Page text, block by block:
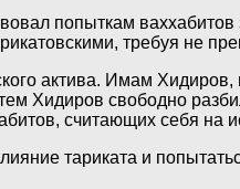
попыткам
требуя не
актива. Имам
Хидиров свободно
считающих себя на
тариката и